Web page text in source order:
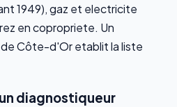
1949), gaz et electricite
en copropriete. Un
Côte-d'Or etablit la liste
diagnostiqueur